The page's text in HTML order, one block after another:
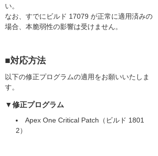
い。
なお、すでにビルド 17079 が正常に適用済みの
場合、本脆弱性の影響は受けません。
■対応方法
以下の修正プログラムの適用をお願いいたしま
す。
▼修正プログラム
Apex One Critical Patch（ビルド 1801
2）